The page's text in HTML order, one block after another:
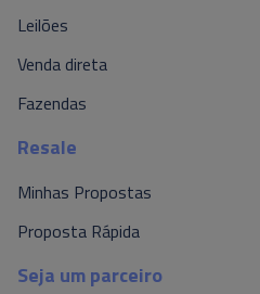
Leilões
Venda direta
Fazendas
Resale
Minhas Propostas
Proposta Rápida
Seja um parceiro